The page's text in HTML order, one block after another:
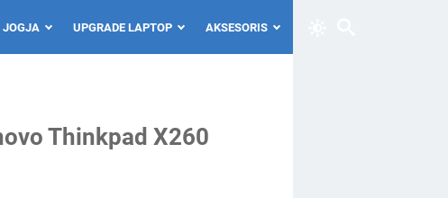
JOGJA UPGRADE LAPTOP AKSESORIS
Thinkpad X260